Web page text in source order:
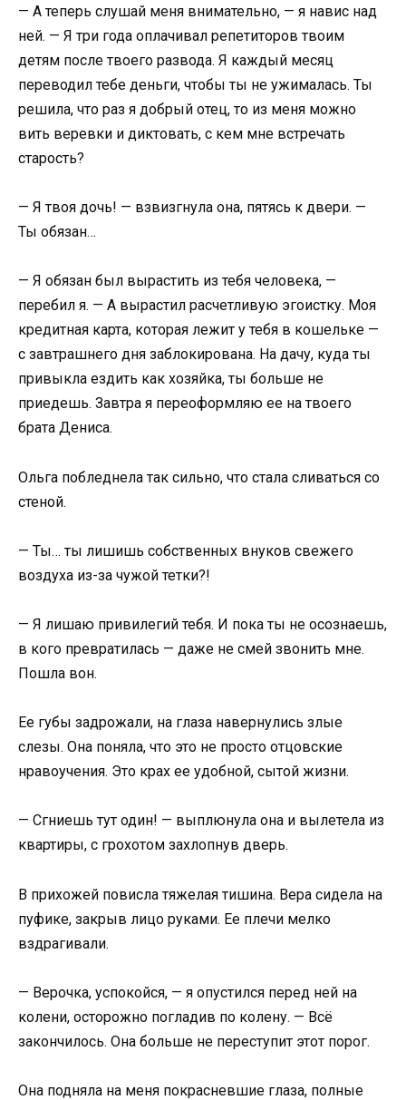
— А теперь слушай меня внимательно, — я навис над
ней. — Я три года оплачивал репетиторов твоим
детям после твоего развода. Я каждый месяц
переводил тебе деньги, чтобы ты не ужималась. Ты
решила, что раз я добрый отец, то из меня можно
вить веревки и диктовать, с кем мне встречать
старость?
— Я твоя дочь! — взвизгнула она, пятясь к двери. —
Ты обязан…
— Я обязан был вырастить из тебя человека, —
перебил я. — А вырастил расчетливую эгоистку. Моя
кредитная карта, которая лежит у тебя в кошельке —
с завтрашнего дня заблокирована. На дачу, куда ты
привыкла ездить как хозяйка, ты больше не
приедешь. Завтра я переоформляю ее на твоего
брата Дениса.
Ольга побледнела так сильно, что стала сливаться со
стеной.
— Ты… ты лишишь собственных внуков свежего
воздуха из-за чужой тетки?!
— Я лишаю привилегий тебя. И пока ты не осознаешь,
в кого превратилась — даже не смей звонить мне.
Пошла вон.
Ее губы задрожали, на глаза навернулись злые
слезы. Она поняла, что это не просто отцовские
нравоучения. Это крах ее удобной, сытой жизни.
— Сгниешь тут один! — выплюнула она и вылетела из
квартиры, с грохотом захлопнув дверь.
В прихожей повисла тяжелая тишина. Вера сидела на
пуфике, закрыв лицо руками. Ее плечи мелко
вздрагивали.
— Верочка, успокойся, — я опустился перед ней на
колени, осторожно погладив по колену. — Всё
закончилось. Она больше не переступит этот порог.
Она подняла на меня покрасневшие глаза, полные